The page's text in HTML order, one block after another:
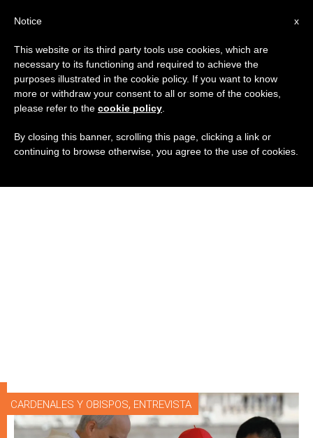
CARDENALES Y OBISPOS, ENTREVISTA
x
Notice
This website or its third party tools use cookies, which are
necessary to its functioning and required to achieve the
purposes illustrated in the cookie policy. If you want to know
more or withdraw your consent to all or some of the cookies,
please refer to the cookie policy
By closing this banner, scrolling this page, clicking a link or
continuing to browse otherwise, you agree to the use of cookies.